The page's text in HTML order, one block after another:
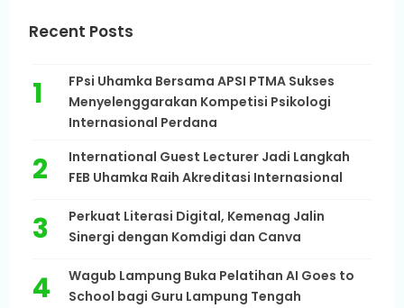
Recent Posts
FPsi Uhamka Bersama APSI PTMA Sukses
Menyelenggarakan Kompetisi Psikologi
Internasional Perdana
International Guest Lecturer Jadi Langkah
FEB Uhamka Raih Akreditasi Internasional
Perkuat Literasi Digital, Kemenag Jalin
Sinergi dengan Komdigi dan Canva
Wagub Lampung Buka Pelatihan AI Goes to
School bagi Guru Lampung Tengah